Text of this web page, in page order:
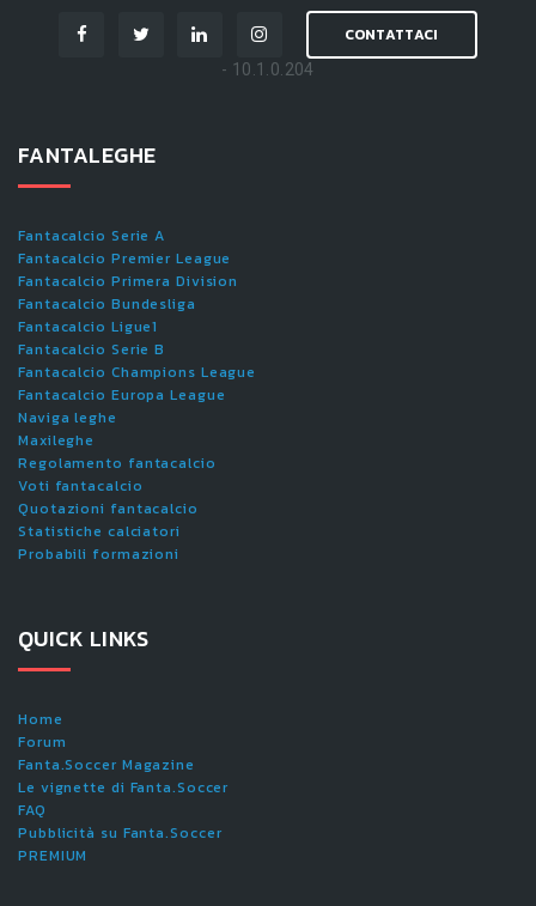
CONTATTACI
- 10.1.0.204
FANTALEGHE
Fantacalcio Serie A
Fantacalcio Premier League
Fantacalcio Primera Division
Fantacalcio Bundesliga
Fantacalcio Ligue1
Fantacalcio Serie B
Fantacalcio Champions League
Fantacalcio Europa League
Naviga leghe
Maxileghe
Regolamento fantacalcio
Voti fantacalcio
Quotazioni fantacalcio
Statistiche calciatori
Probabili formazioni
QUICK LINKS
Home
Forum
Fanta.Soccer Magazine
Le vignette di Fanta.Soccer
FAQ
Pubblicità su Fanta.Soccer
PREMIUM